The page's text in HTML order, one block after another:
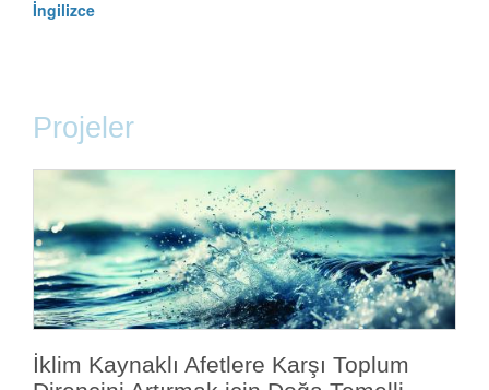
İngilizce
Projeler
İklim Kaynaklı Afetlere Karşı Toplum